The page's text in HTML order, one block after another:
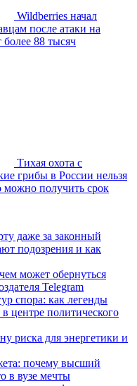
Wildberries начал
после атаки на
88 тысяч
Тихая охота с
грибы в России нельзя
можно получить срок
даже за законный
подозрения и как
может обернуться
Telegram
спора: как легенды
в центре политического
риска для энергетики и
почему высший
в вузе мечты